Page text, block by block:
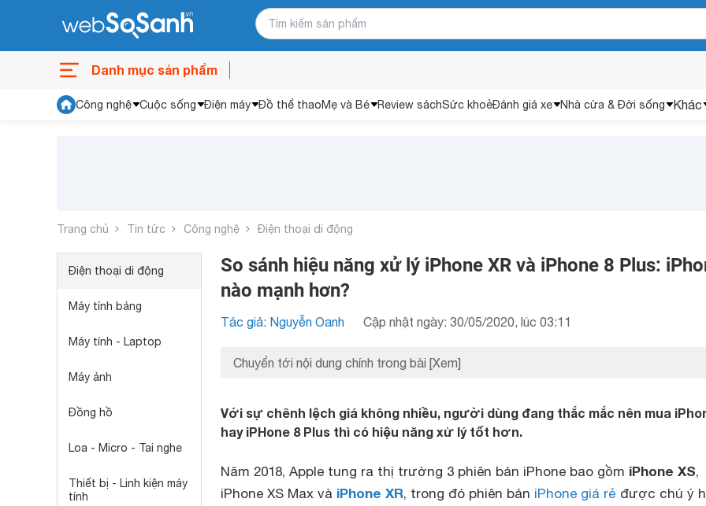
Danh mục sản phẩm
Công nghệ Cuộc sống Điện máy Đồ thể thaoMẹ và Bé Review sáchSức khoẻĐánh giá xe Nhà cửa & Đời sống Khác
Trang chủ Tin tức Công nghệ Điện thoại di động
Điện thoại di động
Máy tính bảng
Máy tính - Laptop
Máy ảnh
Đồng hồ
Loa - Micro - Tai nghe
Thiết bị - Linh kiện máy
tính
So sánh hiệu năng xử lý iPhone XR và iPhone 8 Plus:
nào mạnh hơn?
Tác giả: Nguyễn Oanh Cập nhật ngày: 30/05/2020, lúc 03:11
Chuyển tới nội dung chính trong bài [Xem]
Với sự chênh lệch giá không nhiều, người dùng đang thắc mắc nên mua
hay iPHone 8 Plus thì có hiệu năng xử lý tốt hơn.
Năm 2018, Apple tung ra thị trường 3 phiên bản iPhone bao gồm iPhone XS,
iPhone XS Max và iPhone XR, trong đó phiên bản iPhone giá rẻ được chú ý